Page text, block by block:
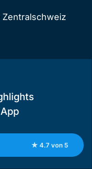
★ 4.7 von 5